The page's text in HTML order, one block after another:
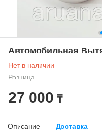
Автомобильная
Нет в наличии
Розница
27 000 ₸
Описание Доставка